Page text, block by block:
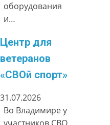
оборудования
и…
Центр для
ветеранов
«СВОй спорт»
31.07.2026
Во Владимире у
участников СВО